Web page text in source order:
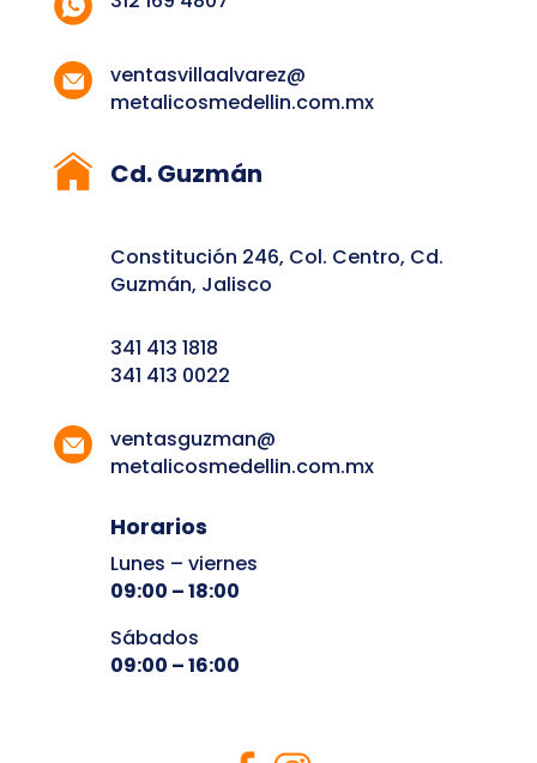
ventasvillaalvarez@
metalicosmedellin.com.mx
Cd. Guzmán
Constitución 246, Col. Centro, Cd.
Guzmán, Jalisco
341 413 1818
341 413 0022
ventasguzman@
metalicosmedellin.com.mx
Horarios
Lunes – viernes
09:00 – 18:00
Sábados
09:00 – 16:00